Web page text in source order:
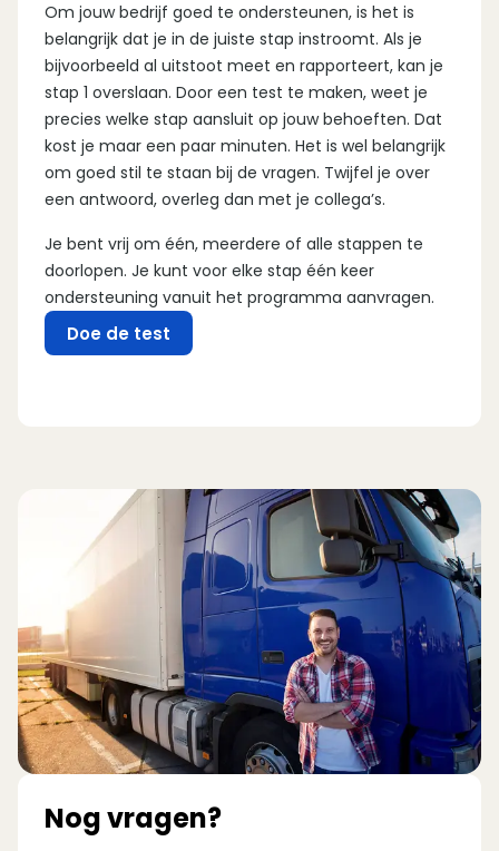
Om jouw bedrijf goed te ondersteunen, is het is
belangrijk dat je in de juiste stap instroomt. Als je
bijvoorbeeld al uitstoot meet en rapporteert, kan je
stap 1 overslaan. Door een test te maken, weet je
precies welke stap aansluit op jouw behoeften. Dat
kost je maar een paar minuten. Het is wel belangrijk
om goed stil te staan bij de vragen. Twijfel je over
een antwoord, overleg dan met je collega’s.
Je bent vrij om één, meerdere of alle stappen te
doorlopen. Je kunt voor elke stap één keer
ondersteuning vanuit het programma aanvragen.
Doe de test
Nog vragen?